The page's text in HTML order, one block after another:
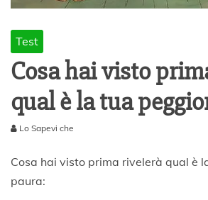
Test
Cosa hai visto
qual è la tua
M
g
Lo Sapevi che
Cosa hai visto prima rivelerà qual è
paura: